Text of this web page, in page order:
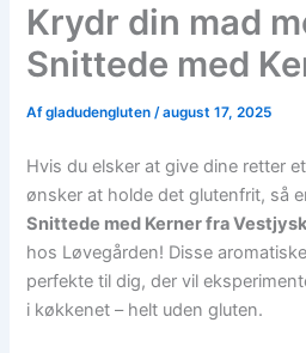
Krydr din mad
Snittede med
Afgladudengluten/august 17, 2025
Hvis du elsker at give dine retter
ønsker at holde det glutenfrit, så
Snittede med Kerner fra
hos Løvegården! Disse
perfekte til dig, der vil
i køkkenet – helt uden gluten.